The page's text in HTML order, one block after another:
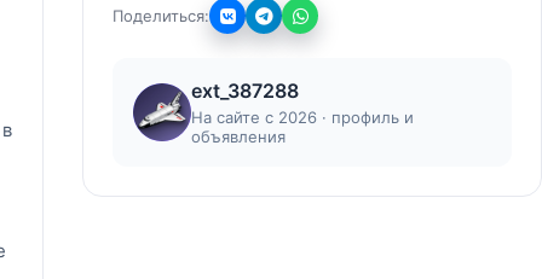
Поделиться:
ext_387288
На сайте с 2026 · профиль и
объявления